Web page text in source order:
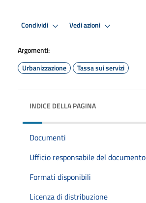
Condividi Vedi azioni
Argomenti:
Urbanizzazione
Tassa sui servizi
INDICE DELLA PAGINA
Documenti
Ufficio responsabile del documento
Formati disponibili
Licenza di distribuzione